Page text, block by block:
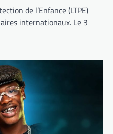
de l’Enfance (LTPE)
internationaux. Le 3